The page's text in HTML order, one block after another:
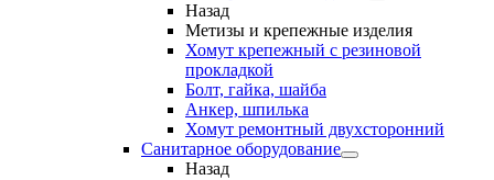
Назад
Метизы и крепежные изделия
Хомут крепежный с резиновой
прокладкой
Болт, гайка, шайба
Анкер, шпилька
Хомут ремонтный двухсторонний
Санитарное оборудование
Назад